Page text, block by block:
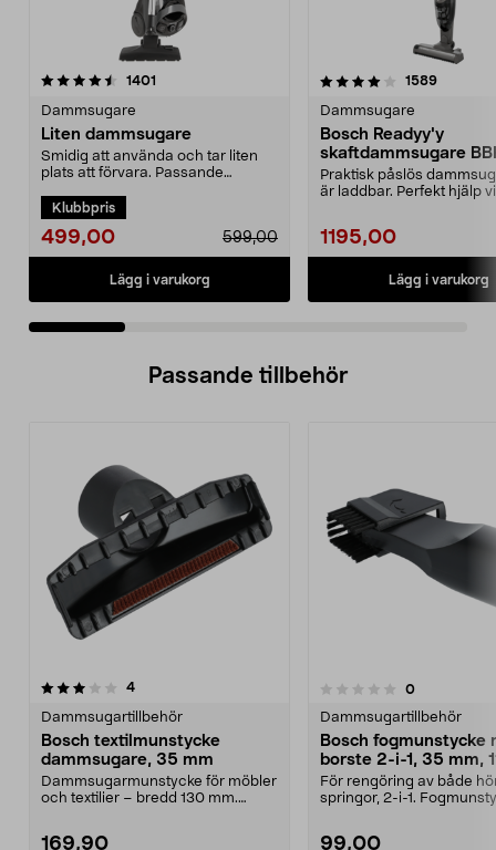
1401
Dammsugare
Liten dammsugare
Smidig att använda och tar liten
plats att förvara. Passande
Klubbpris
499,00 599,00
Lägg i varukorg
4.0 av 5 stjärnor 1589
Dammsugare
Bosch Readyy'y
skaftdammsugare
14,4 V
Praktisk påslös
är laddbar. Perfekt hjälp
1195,00
Lägg i varukorg
4.5 av 5 stjärnor
Passande tillbehör
4recensioner
Dammsugartillbehör
Bosch textilmunstycke
dammsugare, 35 mm
Dammsugarmunstycke för möbler
och textilier – bredd 130 mm.
169,90
0.0 av 5 stjärnor 0recensioner
Dammsugartillbehör
Bosch fogmunstycke
borste 2-i-1, 35 mm,
För rengöring av både
springor, 2-i-1.
99,00
5.0av 5 stjärnor